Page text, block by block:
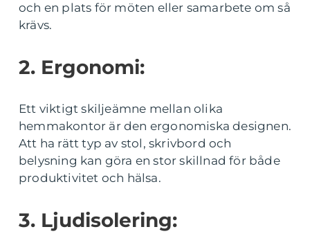
och en plats för möten eller samarbete om så
krävs.
2. Ergonomi:
Ett viktigt skiljeämne mellan olika
hemmakontor är den ergonomiska designen.
Att ha rätt typ av stol, skrivbord och
belysning kan göra en stor skillnad för både
produktivitet och hälsa.
3. Ljudisolering: